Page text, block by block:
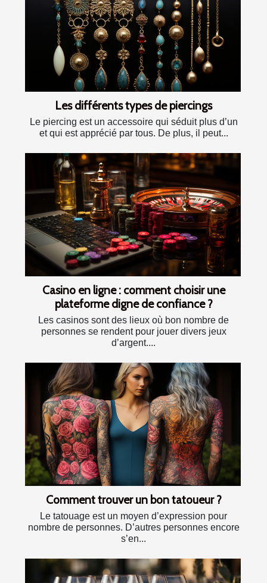
Les différents types de piercings
Le piercing est un accessoire qui séduit plus d’un
et qui est apprécié par tous. De plus, il peut...
Casino en ligne : comment choisir une
plateforme digne de confiance ?
Les casinos sont des lieux où bon nombre de
personnes se rendent pour jouer divers jeux
d’argent....
Comment trouver un bon tatoueur ?
Le tatouage est un moyen d’expression pour
nombre de personnes. D’autres personnes encore
s’en...